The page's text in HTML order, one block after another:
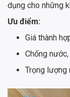
dụng cho những
Ưu điểm:
Giá thành
Chống
Trọng lượng